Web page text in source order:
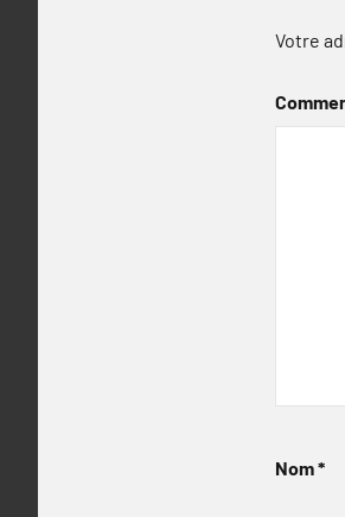
Votre
Nom*